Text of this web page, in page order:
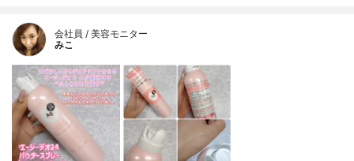
会社員 / 美容モニター
みこ